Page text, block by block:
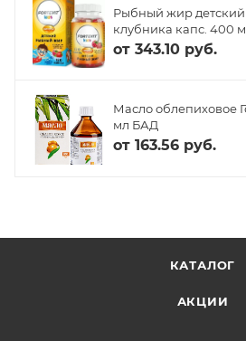
Рыбный жир
клубника капс. 400
от 343.10 руб.
Масло облепиховое
мл БАД
от 163.56 руб.
КАТАЛОГ
АКЦИИ